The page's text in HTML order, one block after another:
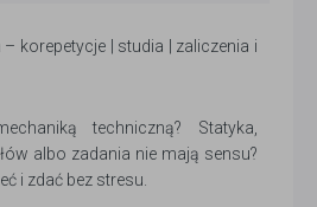
korepetycje | studia | zaliczenia i
techniczną? Statyka,
albo zadania nie mają sensu?
i zdać bez stresu.